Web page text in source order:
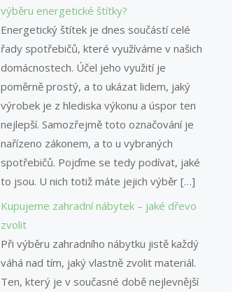
výběru energetické štítky?
Energetický štítek je dnes součástí celé
řady spotřebičů, které využíváme v našich
domácnostech. Účel jeho využití je
poměrně prostý, a to ukázat lidem, jaký
výrobek je z hlediska výkonu a úspor ten
nejlepší. Samozřejmě toto označování je
nařízeno zákonem, a to u vybraných
spotřebičů. Pojďme se tedy podívat, jaké
to jsou. U nich totiž máte jejich výběr […]
Kupujeme zahradní nábytek – jaké dřevo
zvolit
Při výběru zahradního nábytku jistě každý
váhá nad tím, jaký vlastně zvolit materiál.
Ten, který je v současné době nejlevnější